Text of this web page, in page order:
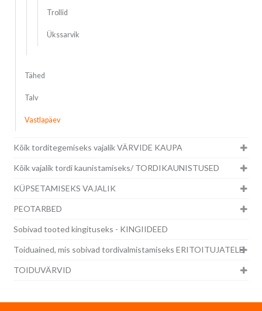
Trollid
Ükssarvik
Tähed
Talv
Vastlapäev
Kõik torditegemiseks vajalik VÄRVIDE KAUPA
Kõik vajalik tordi kaunistamiseks/ TORDIKAUNISTUSED
KÜPSETAMISEKS VAJALIK
PEOTARBED
Sobivad tooted kingituseks - KINGIIDEED
Toiduained, mis sobivad tordivalmistamiseks ERITOITUJATELE
TOIDUVÄRVID